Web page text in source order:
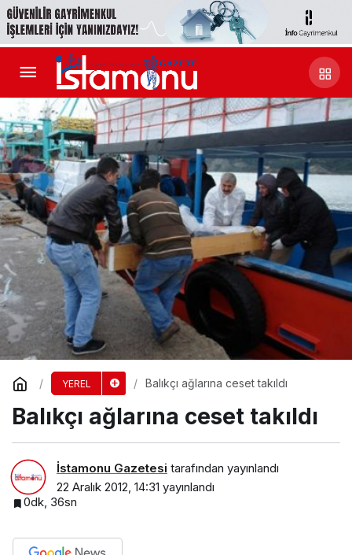
YEREL Balıkçı ağlarına ceset takıldı
Balıkçı ağlarına ceset takıldı
İstamonu Gazetesi tarafından yayınlandı
22 Aralık 2012, 14:31 yayınlandı
0dk, 36sn